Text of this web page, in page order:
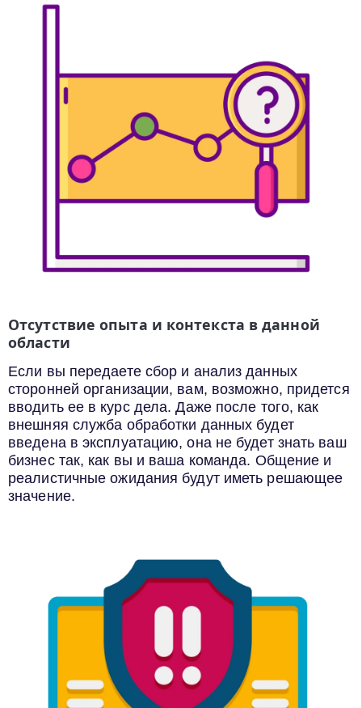
Отсутствие опыта и контекста в данной
области
Если вы передаете сбор и анализ данных
сторонней организации, вам, возможно, придется
вводить ее в курс дела. Даже после того, как
внешняя служба обработки данных будет
введена в эксплуатацию, она не будет знать ваш
бизнес так, как вы и ваша команда. Общение и
реалистичные ожидания будут иметь решающее
значение.